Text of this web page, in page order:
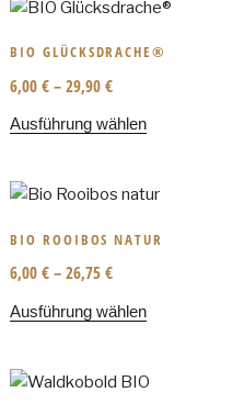
BIO GLÜCKSDRACHE®
6,00 € – 29,90 €
Ausführung wählen
BIO ROOIBOS NATUR
6,00 € – 26,75 €
Ausführung wählen